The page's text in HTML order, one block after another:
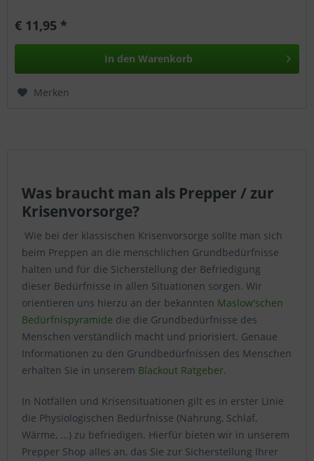
€ 11,95 *
In den Warenkorb
Merken
Was braucht man als Prepper / zur
Krisenvorsorge?
Wie bei der klassischen Krisenvorsorge sollte man sich
beim Preppen an die menschlichen Grundbedürfnisse
halten und für die Sicherstellung der Befriedigung
dieser Bedürfnisse in allen Situationen sorgen. Wir
orientieren uns hierzu an der bekannten Maslow'schen
Bedürfnispyramide die die Grundbedürfnisse des
Menschen verständlich macht und priorisiert. Genaue
Informationen zu den Grundbedürfnissen des Menschen
erhalten Sie in unserem Blackout Ratgeber.
In Notfällen und Krisensituationen gilt es in erster Linie
die Physiologischen Bedürfnisse (Nahrung, Schlaf,
Wärme, ...) zu befriedigen. Hierfür bieten wir in unserem
Prepper Shop alles an, das Sie zur Sicherstellung Ihrer